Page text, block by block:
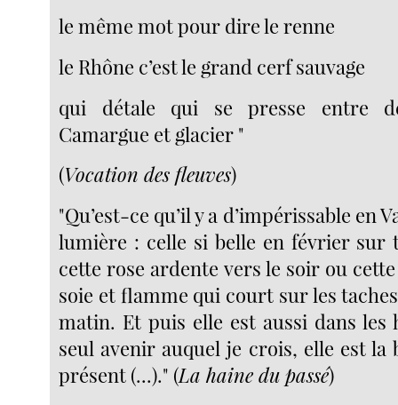
le même mot pour dire le renne
le Rhône c’est le grand cerf sauvage
qui détale qui se presse entre
Camargue et glacier "
(Vocation des fleuves)
"Qu’est-ce qu’il y a d’impérissable en
lumière : celle si belle en février sur
cette rose ardente vers le soir ou
soie et flamme qui court sur les
matin. Et puis elle est aussi dans les
seul avenir auquel je crois, elle est la
présent (...)." (La haine du passé)